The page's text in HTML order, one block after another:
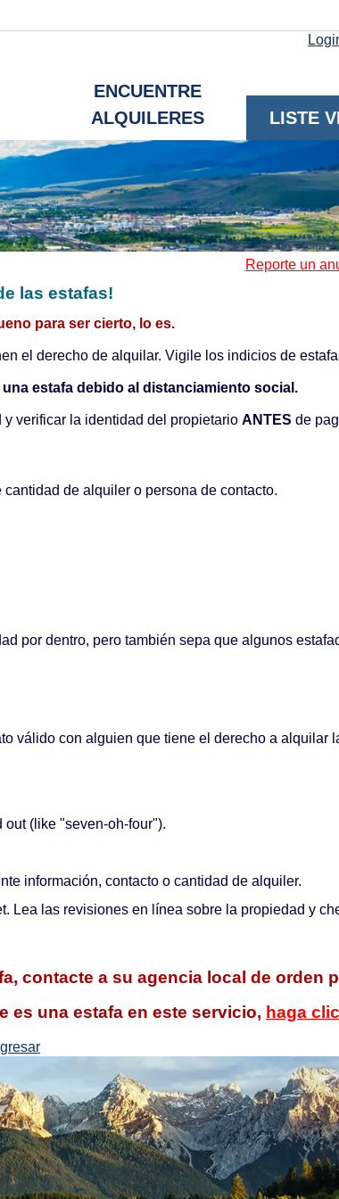
ENCUENTRE
ALQUILERES
LISTE
Reporte un
las estafas!
para ser cierto, lo es.
el derecho de alquilar. Vigile los indicios de
estafa debido al distanciamiento social.
y verificar la identidad del propietarioANTES de
de alquiler o persona de contacto.
por dentro, pero también sepa que algunos
válido con alguien que tiene el derecho a alquilar
(like "seven-oh-four").
información, contacto o cantidad de alquiler.
las revisiones en línea sobre la propiedad y
contacte a su agencia local de orden
es una estafa en este servicio, haga